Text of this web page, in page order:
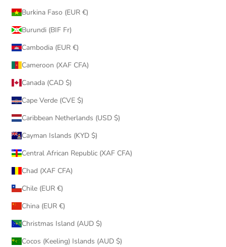
Burkina Faso (EUR €)
Burundi (BIF Fr)
Cambodia (EUR €)
Cameroon (XAF CFA)
Canada (CAD $)
Cape Verde (CVE $)
Caribbean Netherlands (USD $)
Cayman Islands (KYD $)
Central African Republic (XAF CFA)
Chad (XAF CFA)
Chile (EUR €)
China (EUR €)
Christmas Island (AUD $)
Cocos (Keeling) Islands (AUD $)